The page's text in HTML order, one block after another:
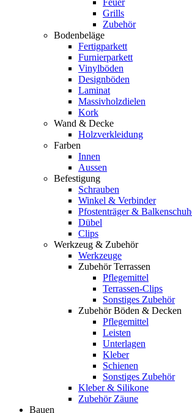
Grills
Zubehör
Bodenbeläge
Fertigparkett
Furnierparkett
Vinylböden
Designböden
Laminat
Massivholzdielen
Kork
Wand & Decke
Holzverkleidung
Farben
Innen
Aussen
Befestigung
Schrauben
Winkel & Verbinder
Pfostenträger &
Dübel
Clips
Werkzeug & Zubehör
Werkzeuge
Zubehör Terrassen
Pflegemittel
Terrassen-Clips
Sonstiges Zubehör
Zubehör Böden & Decken
Pflegemittel
Leisten
Unterlagen
Kleber
Schienen
Sonstiges Zubehör
Kleber & Silikone
Zubehör Zäune
Bauen